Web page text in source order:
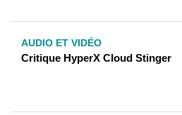
AUDIO ET VIDÉO
Critique HyperX Cloud Stinger